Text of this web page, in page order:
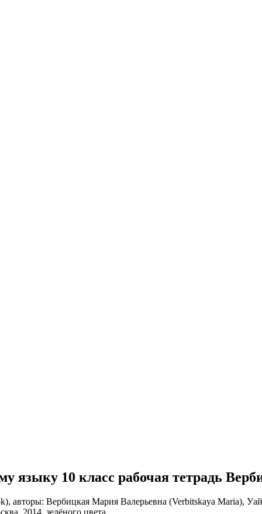
языку 10 класс рабочая тетрадь